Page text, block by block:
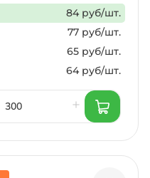
84 руб/шт.
77 руб/шт.
65 руб/шт.
64 руб/шт.